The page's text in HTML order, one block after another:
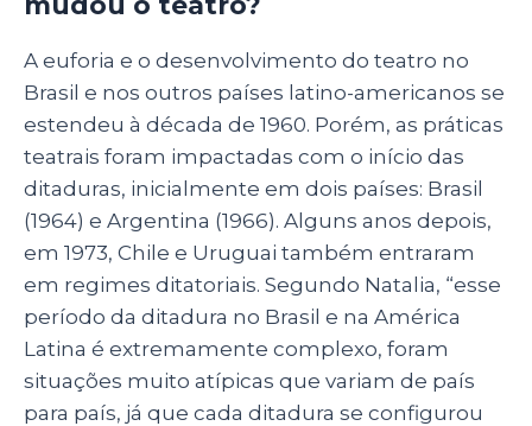
A euforia e o desenvolvimento do teatro no
Brasil e nos outros países latino-americanos se
estendeu à década de 1960. Porém, as práticas
teatrais foram impactadas com o início das
ditaduras, inicialmente em dois países: Brasil
(1964) e Argentina (1966). Alguns anos depois,
em 1973, Chile e Uruguai também entraram
em regimes ditatoriais. Segundo Natalia, “esse
período da ditadura no Brasil e na América
Latina é extremamente complexo, foram
situações muito atípicas que variam de país
para país, já que cada ditadura se configurou